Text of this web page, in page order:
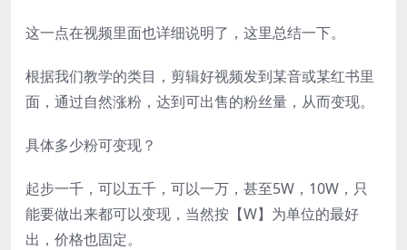
这一点在视频里面也详细说明了，这里总结一下。
根据我们教学的类目，剪辑好视频发到某音或某红书里
面，通过自然涨粉，达到可出售的粉丝量，从而变现。
具体多少粉可变现？
起步一千，可以五千，可以一万，甚至5W，10W，只
能要做出来都可以变现，当然按【W】为单位的最好
出，价格也固定。